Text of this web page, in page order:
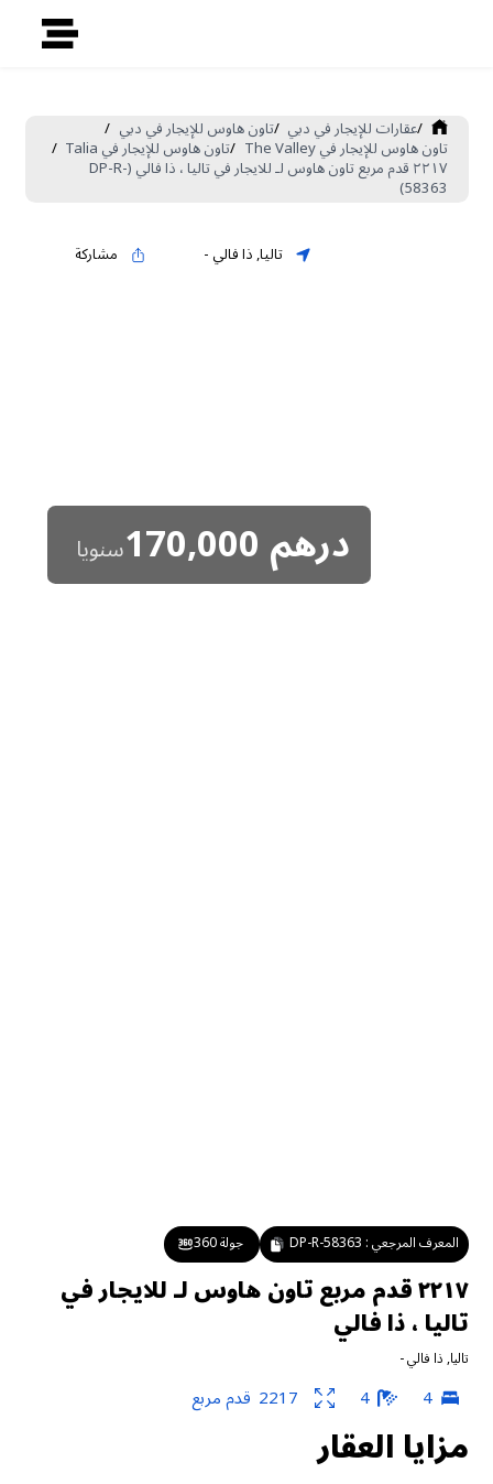
/عقارات للإيجار في دبي /تاون هاوس للإيجار في دبي /
تاون هاوس للإيجار في The Valley /تاون هاوس للإيجار في Talia /
٢٢١٧ قدم مربع تاون هاوس لـ للايجار في تاليا ، ذا فالي (DP-R-
58363)
تاليا,ذا فالي- مشاركة
درهم170,000سنويا
المعرف المرجعي : DP-R-58363 جولة 360
٢٢١٧ قدم مربع تاون هاوس لـ للايجار في
تاليا ، ذا فالي
تاليا,ذا فالي-
4
4
2217 قدم مربع
مزايا العقار